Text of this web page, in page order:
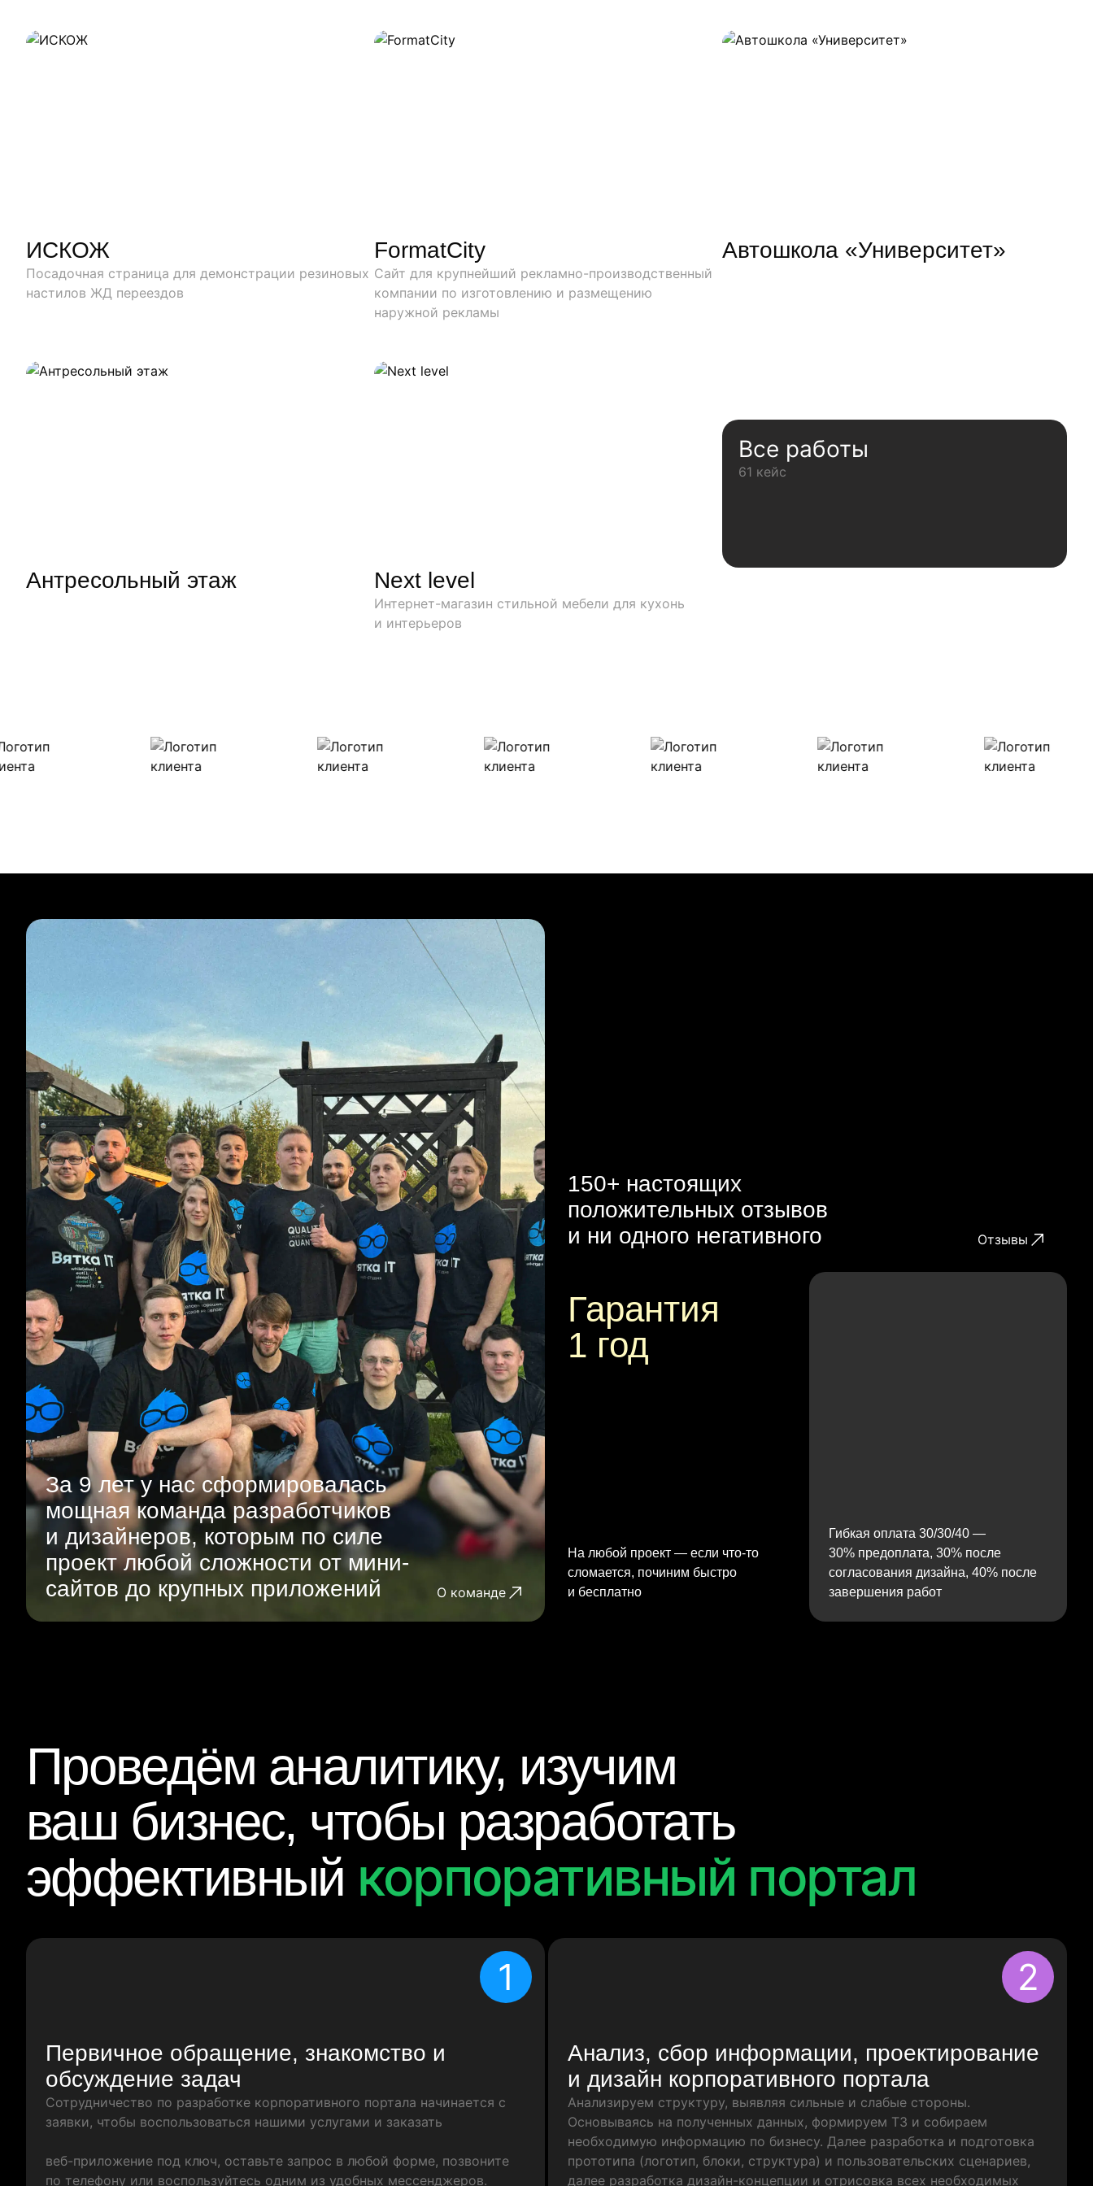
Наши работы
ИСКОЖ
Посадочная страница для демонстрации резиновых
настилов ЖД переездов
FormatCity
Сайт для крупнейший рекламно-производственный
компании по изготовлению и размещению
наружной рекламы
Автошкола «Университет»
Антресольный этаж Next level
Интернет-магазин стильной мебели для кухонь
и интерьеров
Все работы
61 кейс
Наши клиенты
Булиты компании
За 9 лет у нас сформировалась
мощная команда разработчиков
и дизайнеров, которым по силе
проект любой сложности от мини-
сайтов до крупных приложений
О команде
150+ настоящих
положительных отзывов
и ни одного негативного
Отзывы
Гарантия
1 год
На любой проект — если что‑то
сломается, починим быстро
и бесплатно
Гибкая оплата 30/30/40 —
30% предоплата, 30% после
согласования дизайна, 40% после
завершения работ
Проведём аналитику, изучим
ваш бизнес, чтобы разработать
эффективный корпоративный портал
1
Первичное обращение, знакомство и
обсуждение задач
Сотрудничество по разработке корпоративного портала начинается с
заявки, чтобы воспользоваться нашими услугами и заказать
веб-приложение под ключ, оставьте запрос в любой форме, позвоните
по телефону или воспользуйтесь одним из удобных мессенджеров.
2
Анализ, сбор информации, проектирование
и дизайн корпоративного портала
Анализируем структуру, выявляя сильные и слабые стороны.
Основываясь на полученных данных, формируем ТЗ и собираем
необходимую информацию по бизнесу. Далее разработка и подготовка
прототипа (логотип, блоки, структура) и пользовательских сценариев,
далее разработка дизайн-концепции и отрисовка всех необходимых